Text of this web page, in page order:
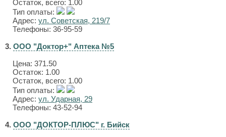
Остаток, всего: 1.00
Тип оплаты:
Адрес: ул. Советская, 219/7
Телефоны: 36-95-59
3. ООО "Доктор+" Аптека №5
Цена: 371.50
Остаток: 1.00
Остаток, всего: 1.00
Тип оплаты:
Адрес: ул. Ударная, 29
Телефоны: 43-52-94
4. ООО "ДОКТОР-ПЛЮС" г. Бийск